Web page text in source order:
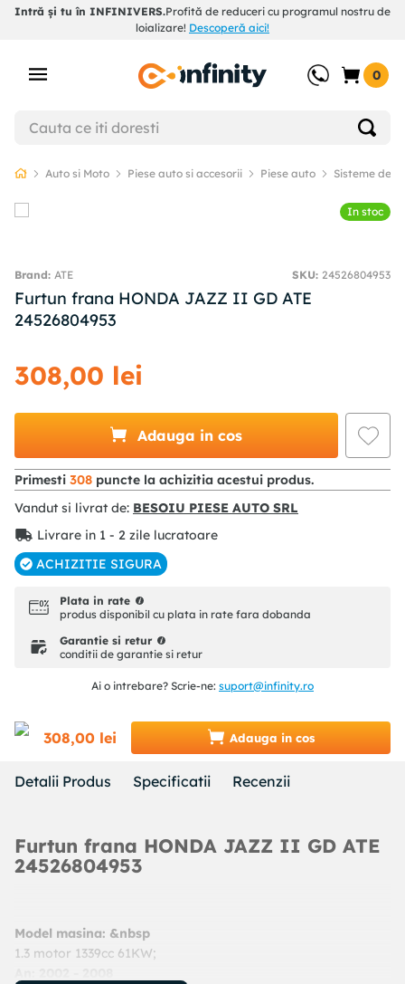
Intră și tu în INFINIVERS.Profită de reduceri cu programul nostru de
loializare! Descoperă aici!
0
Auto si Moto Piese auto si accesorii Piese auto Sisteme de
In stoc
ATE SKU: 24526804953
Furtun frana HONDA JAZZ II GD ATE
24526804953
308,00 lei
Adauga in cos
Primesti 308 puncte la achizitia acestui produs.
Vandut si livrat de: BESOIU PIESE AUTO SRL
Livrare in 1 - 2 zile lucratoare
ACHIZITIE SIGURA
Plata in rate
produs disponibil cu plata in rate fara dobanda
Garantie si retur
conditii de garantie si retur
Ai o intrebare? Scrie-ne: suport@infinity.ro
308,00 lei Adauga in cos
Detalii Produs Specificatii Recenzii
Furtun frana HONDA JAZZ II GD ATE
24526804953
Model masina: &nbsp
1.3 motor 1339cc 61KW;